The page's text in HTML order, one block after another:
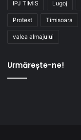
IPJ TIMIS Lugoj
Protest Timisoara
valea almajului
Urmărește-ne!